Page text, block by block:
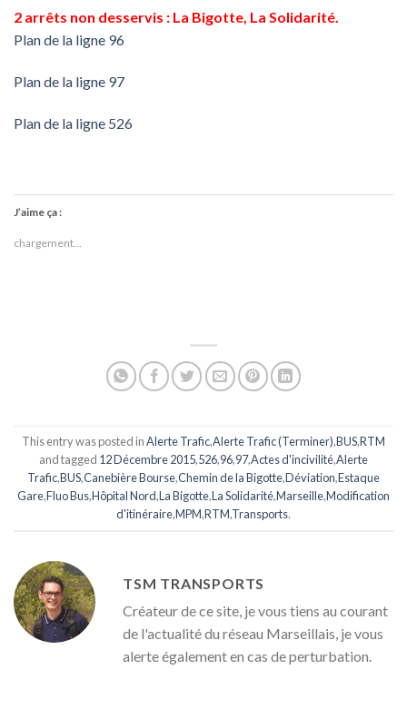
2 arrêts non desservis : La Bigotte, La Solidarité.
Plan de la ligne 96
Plan de la ligne 97
Plan de la ligne 526
J’aime ça :
chargement…
This entry was posted inAlerte Trafic,Alerte Trafic (Terminer),BUS,RTM
and tagged 12 Décembre 2015,526,96,97,Actes d'incivilité,Alerte
Trafic,BUS,Canebière Bourse,Chemin de la Bigotte,Déviation,Estaque
Gare,Fluo Bus,Hôpital Nord,La Bigotte,La Solidarité,Marseille,Modification
d'itinéraire,MPM,RTM,Transports.
TSM TRANSPORTS
Créateur de ce site, je vous tiens au courant
de l'actualité du réseau Marseillais, je vous
alerte également en cas de perturbation.